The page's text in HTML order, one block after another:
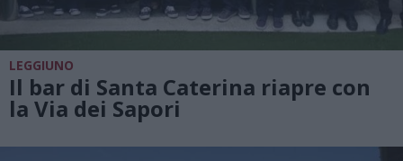
LEGGIUNO
Il bar di Santa Caterina riapre con
la Via dei Sapori